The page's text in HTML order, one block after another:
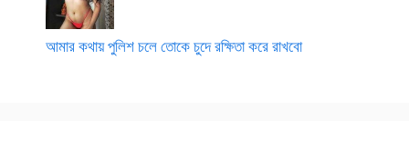
আমার কথায় পুলিশ চলে তোকে চুদে রক্ষিতা করে রাখবো